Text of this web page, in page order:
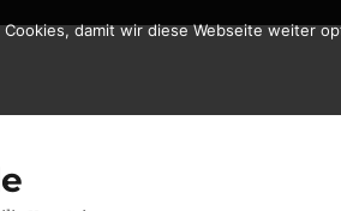
damit wir diese Webseite weiter